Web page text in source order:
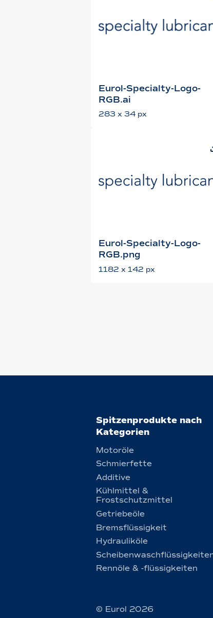
Eurol-Specialty-Logo-
RGB.ai
283 x 34 px
Eurol-Specialty-Logo-
RGB.png
1182 x 142 px
Spitzenprodukte nach
Kategorien
Motoröle
Schmierfette
Additive
Kühlmittel &
Frostschutzmittel
Getriebeöle
Bremsflüssigkeit
Hydrauliköle
Rennöle & -flüssigkeiten
© Eurol 2026